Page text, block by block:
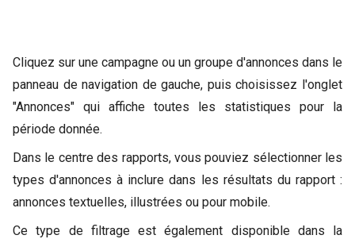
Cliquez sur une campagne ou un groupe d'annonces dans le
panneau de navigation de gauche, puis choisissez l'onglet
"Annonces" qui affiche toutes les statistiques pour la
période donnée.
Dans le centre des rapports, vous pouviez sélectionner les
types d'annonces à inclure dans les résultats du rapport :
annonces textuelles, illustrées ou pour mobile.
Ce type de filtrage est également disponible dans la